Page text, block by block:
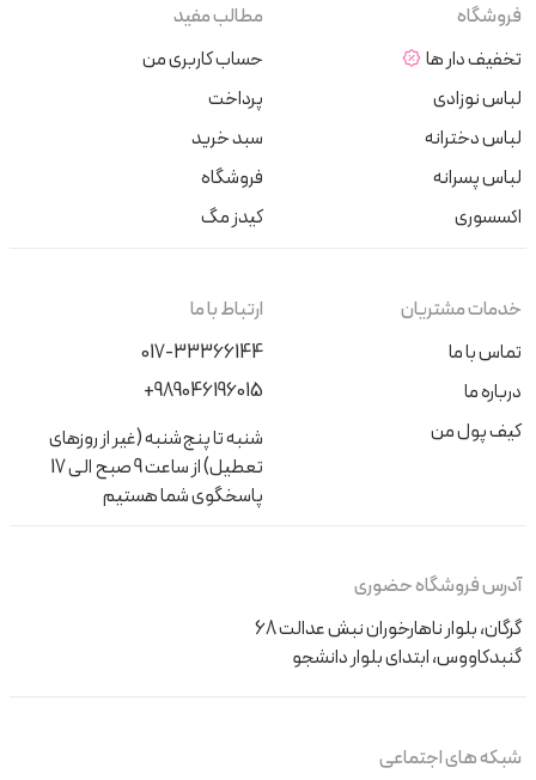
فروشگاه
تخفیف دار ها
لباس نوزادی
لباس دخترانه
لباس پسرانه
اکسسوری
مطالب مفید
حساب کاربری من
پرداخت
سبد خرید
فروشگاه
کیدز مگ
خدمات مشتریان
تماس با ما
درباره ما
کیف پول من
ارتباط با ما
017-33366144
+989046196015
شنبه تا پنج‌شنبه (غیر از روزهای
تعطیل) از ساعت 9 صبح الی 17
پاسخگوی شما هستیم
آدرس فروشگاه حضوری
گرگان، بلوار ناهارخوران نبش عدالت 68
گنبدکاووس، ابتدای بلوار دانشجو
شبکه های اجتماعی